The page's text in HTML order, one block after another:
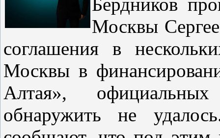
Москвы
соглашения в
Москвы в
Алтая»,
обнаружить не